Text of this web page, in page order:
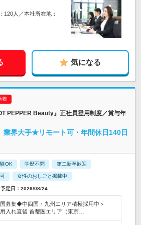
120人／本社所在地：
気になる
PEPPER Beauty』正社員登用制度／賞与年
業界大手★リモート可・年間休日140日
OK 学歴不問 第二新卒歓迎
女性のおしごと掲載中
定日：2026/08/24
募集◆中四国・九州エリア積極採用中＞
入れ直後 首都圏エリア（東京…